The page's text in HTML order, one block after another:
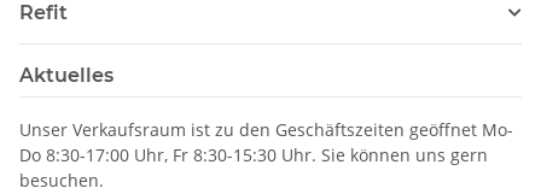
Refit
Aktuelles
Unser Verkaufsraum ist zu den Geschäftszeiten geöffnet Mo-
Do 8:30-17:00 Uhr, Fr 8:30-15:30 Uhr. Sie können uns gern
besuchen.